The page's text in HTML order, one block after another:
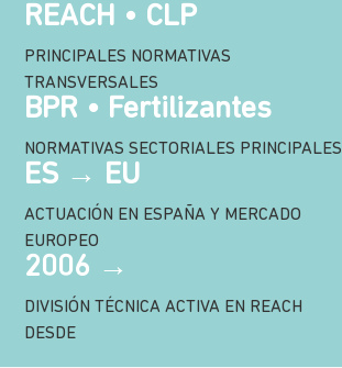
REACH • CLP
PRINCIPALES NORMATIVAS
TRANSVERSALES
BPR • Fertilizantes
NORMATIVAS SECTORIALES PRINCIPALES
ES → EU
ACTUACIÓN EN ESPAÑA Y MERCADO
EUROPEO
2006 →
DIVISIÓN TÉCNICA ACTIVA EN REACH
DESDE